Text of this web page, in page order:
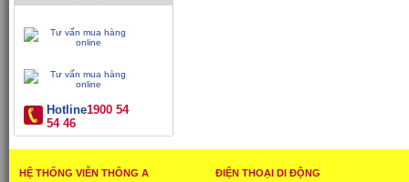
Hotline1900 54
54 46
HỆ THỐNG VIỄN THÔNG A
ĐIỆN THOẠI DI ĐỘNG